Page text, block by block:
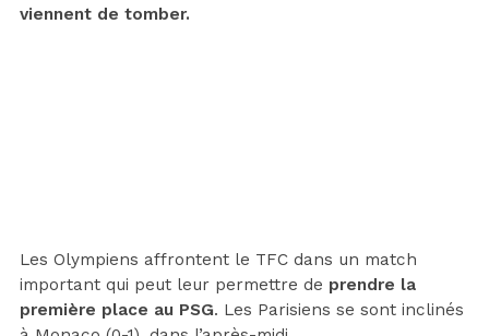
viennent de tomber.
Les Olympiens affrontent le TFC dans un match
important qui peut leur permettre de prendre la
première place au PSG. Les Parisiens se sont inclinés